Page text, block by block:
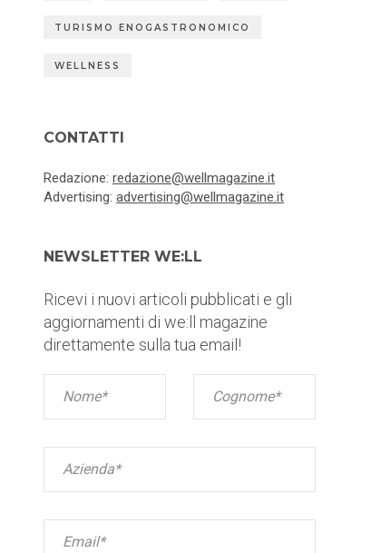
TURISMO ENOGASTRONOMICO
WELLNESS
CONTATTI
Redazione: redazione@wellmagazine.it
Advertising: advertising@wellmagazine.it
NEWSLETTER WE:LL
Ricevi i nuovi articoli pubblicati e gli
aggiornamenti di we:ll magazine
direttamente sulla tua email!